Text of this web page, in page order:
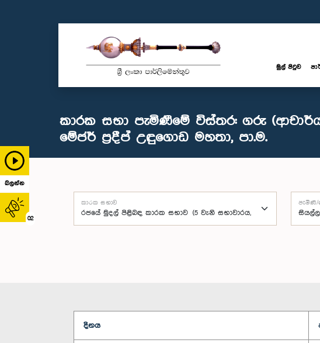
බලන්න
02
මුල් පිටුව
කාරක සභා පැමිණීමේ විස්තර: ගරු
මේජර් ප්‍රදීප් උඳුගොඩ මහතා, පා.ම.
කාරක සභාව පැමිණි/
දිනය